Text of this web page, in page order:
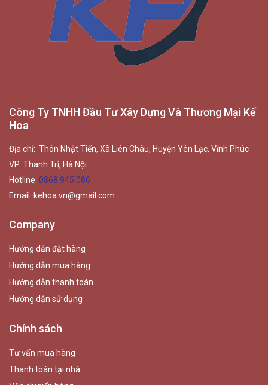
Công Ty TNHH Đầu Tư Xây Dựng Và Thương Mại Kế
Hoa
Địa chỉ: Thôn Nhật Tiến, Xã Liên Châu, Huyện Yên Lạc, Vĩnh Phúc
VP: Thanh Trì, Hà Nội.
Hotline: 0868.945.086
Email: kehoa.vn@gmail.com
Company
Hướng dẫn đặt hàng
Hướng dẫn mua hàng
Hướng dẫn thanh toán
Hướng dẫn sử dụng
Chính sách
Tư vấn mua hàng
Thanh toán tại nhà